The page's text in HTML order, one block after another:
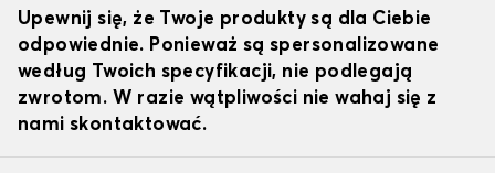
Upewnij się, że Twoje produkty są dla Ciebie
odpowiednie. Ponieważ są spersonalizowane
według Twoich specyfikacji, nie podlegają
zwrotom. W razie wątpliwości nie wahaj się z
nami skontaktować.